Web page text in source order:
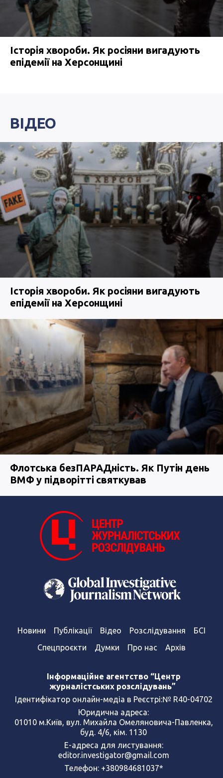
Історія хвороби. Як росіяни вигадують
епідемії на Херсонщині
ВІДЕО
Історія хвороби. Як росіяни вигадують
епідемії на Херсонщині
Флотська безПАРАДність. Як Путін день
ВМФ у підворітті святкував
Новини Публікації Відео Розслідування
БСІ
Спецпроєкти
Думки Про нас Архів
Інформаційне агентство “Центр
журналістських розслідувань”
Ідентифікатор онлайн-медіа в Реєстрі:№ R40-04702
Юридична адреса:
01010 м.Київ, вул. Михайла Омеляновича-Павленка,
буд. 4/6, кім. 1130
Е-адреса для листування:
editor.investigator@gmail.com
Телефон: +380984681037*